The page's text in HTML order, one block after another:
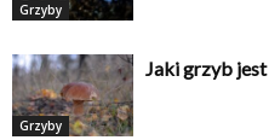
Grzyby
Grzyby
Jaki grzyb